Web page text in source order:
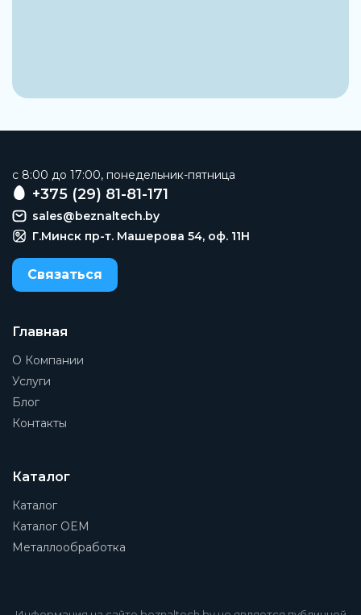
Тип крепления
ОпцияУстановка передней панелиЛинейный
монтажС принадлежностями
Монтажный шаг
Присоединение 1
Присоединение 2
Присоединение 3
1
Группа
Рабочая среда
[7:4:4]
Наименование
Модуль разветвления
c 8:00 до 17:00, понедельник-пятница
+375 (29) 81-81-171
sales@beznaltech.by
Г.Минск пр-т. Машерова 54, оф. 11H
Связаться
Главная
О Компании
Услуги
Блог
Контакты
Каталог
Каталог
Каталог OEM
Металлообработка